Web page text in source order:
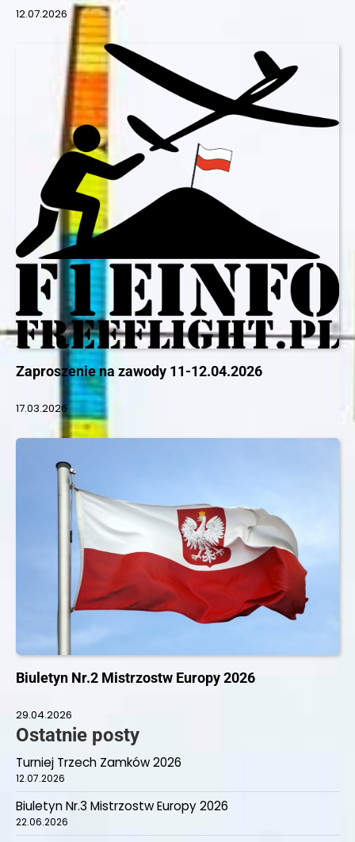
12.07.2026
Zaproszenie na zawody 11-12.04.2026
17.03.2026
Biuletyn Nr.2 Mistrzostw Europy 2026
29.04.2026
Ostatnie posty
Turniej Trzech Zamków 2026
12.07.2026
Biuletyn Nr.3 Mistrzostw Europy 2026
22.06.2026